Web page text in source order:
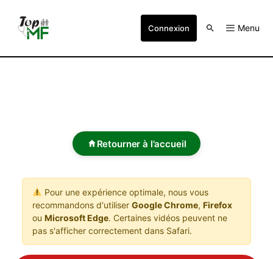
Connexion Menu
Retourner à l'accueil
Pour une expérience optimale, nous vous
recommandons d'utiliser Google Chrome, Firefox
ou Microsoft Edge. Certaines vidéos peuvent ne
pas s'afficher correctement dans Safari.